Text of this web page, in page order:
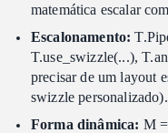
matemática escalar
Escalonamento:
T.use_swizzle(...),
precisar de um layout
swizzle personalizado).
Forma dinâmica: M